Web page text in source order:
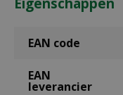
EAN code
EAN
leverancier